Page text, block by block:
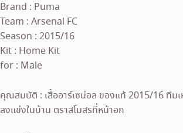
Brand : Puma
Team : Arsenal FC
Season : 2015/16
Kit : Home Kit
for : Male
คุณสมบัติ : เสื้ออาร์เซน่อล ของแท้ 2015/16 ทีมเ
ลงแข่งในบ้าน ตราสโมสรที่หน้าอก